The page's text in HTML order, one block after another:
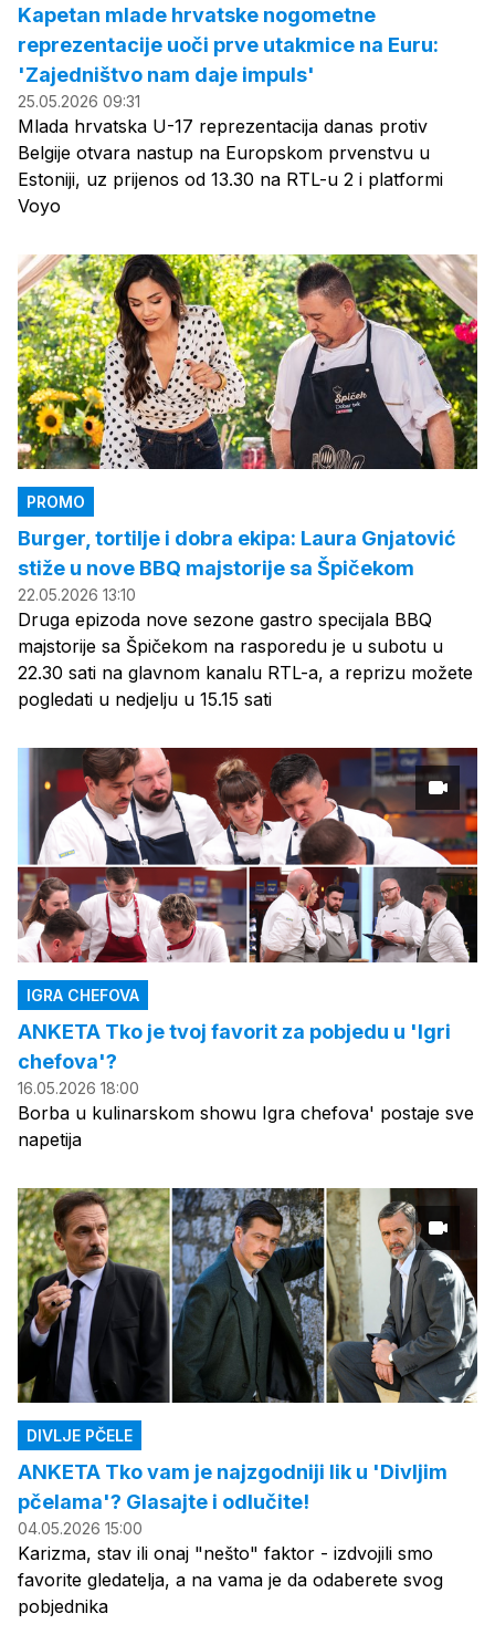
Kapetan mlade hrvatske nogometne
reprezentacije uoči prve utakmice na Euru:
'Zajedništvo nam daje impuls'
25.05.2026 09:31
Mlada hrvatska U-17 reprezentacija danas protiv
Belgije otvara nastup na Europskom prvenstvu u
Estoniji, uz prijenos od 13.30 na RTL-u 2 i platformi
Voyo
PROMO
Burger, tortilje i dobra ekipa: Laura Gnjatović
stiže u nove BBQ majstorije sa Špičekom
22.05.2026 13:10
Druga epizoda nove sezone gastro specijala BBQ
majstorije sa Špičekom na rasporedu je u subotu u
22.30 sati na glavnom kanalu RTL-a, a reprizu možete
pogledati u nedjelju u 15.15 sati
IGRA CHEFOVA
ANKETA Tko je tvoj favorit za pobjedu u 'Igri
chefova'?
16.05.2026 18:00
Borba u kulinarskom showu Igra chefova' postaje sve
napetija
DIVLJE PČELE
ANKETA Tko vam je najzgodniji lik u 'Divljim
pčelama'? Glasajte i odlučite!
04.05.2026 15:00
Karizma, stav ili onaj "nešto" faktor - izdvojili smo
favorite gledatelja, a na vama je da odaberete svog
pobjednika